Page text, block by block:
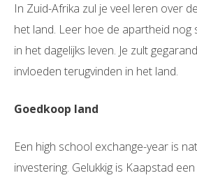
In Zuid-Afrika zul je veel leren over
het land. Leer hoe de apartheid nog
in het dagelijks leven. Je zult
invloeden terugvinden in het land.
Goedkoop land
Een high school exchange-year is
investering. Gelukkig is Kaapstad